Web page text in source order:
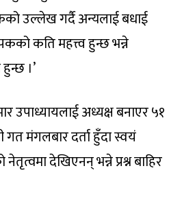
उल्लेख गर्दै अन्यलाई बधाई
कति महत्त्व हुन्छ भन्ने
।’
उपाध्यायलाई अध्यक्ष बनाएर ५१
गत मंगलबार दर्ता हुँदा स्वयं
देखिएनन् भन्ने प्रश्न बाहिर